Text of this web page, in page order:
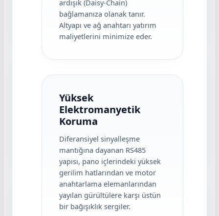
ardışık (Daisy-Chain)
bağlamanıza olanak tanır.
Altyapı ve ağ anahtarı yatırım
maliyetlerini minimize eder.
Yüksek
Elektromanyetik
Koruma
Diferansiyel sinyalleşme
mantığına dayanan RS485
yapısı, pano içlerindeki yüksek
gerilim hatlarından ve motor
anahtarlama elemanlarından
yayılan gürültülere karşı üstün
bir bağışıklık sergiler.